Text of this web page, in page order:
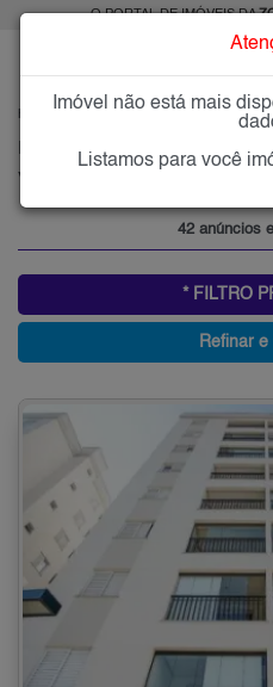
O PORTAL DE IMÓVEIS DA
Vila Nova Mazzei, Zona Norte
42 anúncios
* FILTRO
Refinar
Imóvel não está mais
Listamos para você